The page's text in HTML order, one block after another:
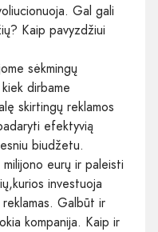
Gal gali
Kaip pavyzdžiui
sėkmingų
dirbame
skirtingų reklamos
efektyvią
biudžetu.
eurų ir paleisti
investuoja
Galbūt ir
kompanija. Kaip ir